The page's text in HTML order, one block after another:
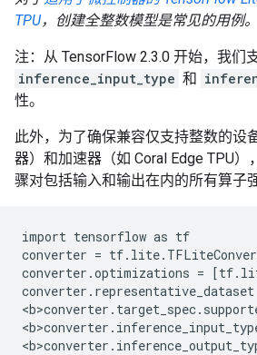
TPU，创建全整数模型是常见的用例。
注：从 TensorFlow 2.3.0 开始，我们
inference_input_type 和
性。
此外，为了确保兼容仅支持整数的设
器）和加速器（如 Coral Edge TPU）
骤对包括输入和输出在内的所有算子
import tensorflow as tf
converter =
converter.optimizations =